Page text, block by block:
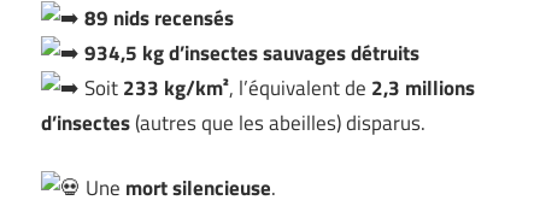
89 nids recensés
934,5 kg d’insectes sauvages détruits
Soit233 kg/km², l’équivalent de 2,3 millions
d’insectes(autres que les abeilles) disparus.
Une mort silencieuse.